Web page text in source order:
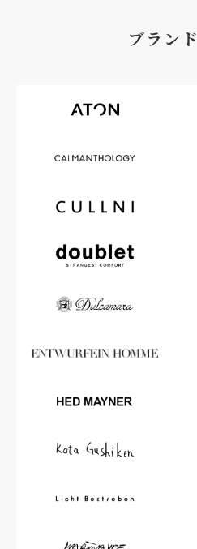
ブラン